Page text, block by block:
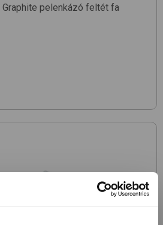
Graphite pelenkázó feltét fa